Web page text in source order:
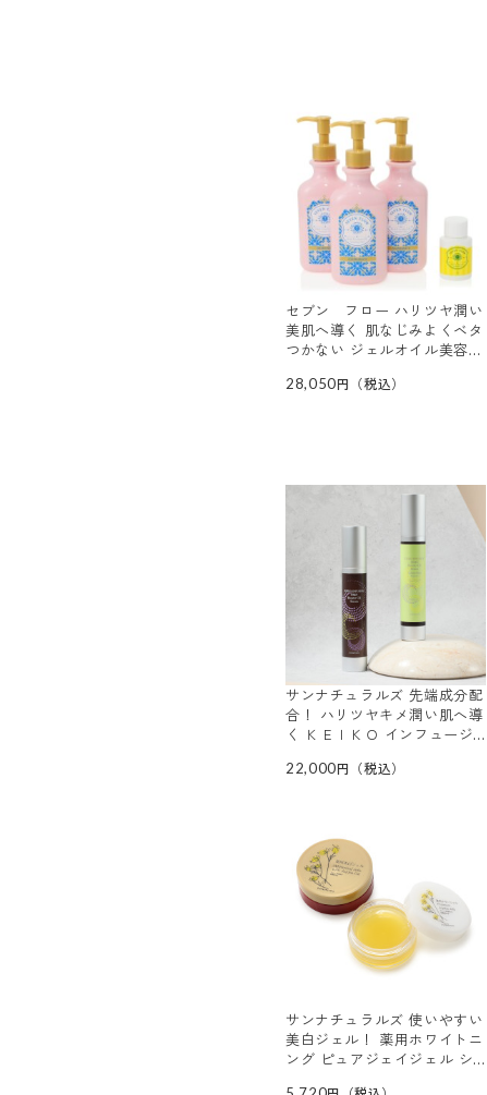
セブン フロー ハリツヤ潤い
美肌へ導く 肌なじみよくベタ
つかない ジェルオイル美容液
ル サマー ジェル ３本特別
28,050
サンナチュラルズ 先端成分配
合！ ハリツヤキメ潤い肌へ導
く ＫＥＩＫＯ インフュージ
オイルセラム ２種セット
22,000
サンナチュラルズ 使いやすい
美白ジェル！ 薬用ホワイトニ
ング ピュアジェイジェル シ